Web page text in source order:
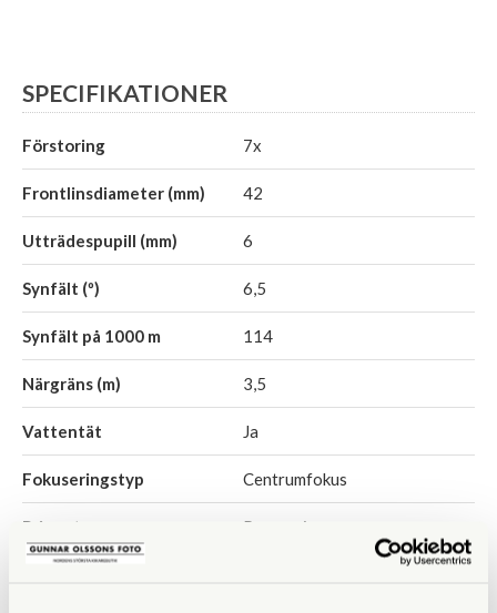
SPECIFIKATIONER
Förstoring 7x
Frontlinsdiameter (mm) 42
Utträdespupill (mm) 6
Synfält (º) 6,5
Synfält på 1000 m 114
Närgräns (m) 3,5
Vattentät Ja
Fokuseringstyp Centrumfokus
Prismatyp Porroprisma